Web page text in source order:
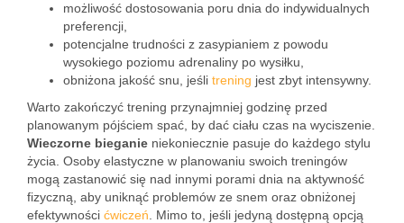
możliwość dostosowania poru dnia do indywidualnych
preferencji,
potencjalne trudności z zasypianiem z powodu
wysokiego poziomu adrenaliny po wysiłku,
obniżona jakość snu, jeśli trening jest zbyt intensywny.
Warto zakończyć trening przynajmniej godzinę przed
planowanym pójściem spać, by dać ciału czas na wyciszenie.
Wieczorne bieganie niekoniecznie pasuje do każdego stylu
życia. Osoby elastyczne w planowaniu swoich treningów
mogą zastanowić się nad innymi porami dnia na aktywność
fizyczną, aby uniknąć problemów ze snem oraz obniżonej
efektywności ćwiczeń . Mimo to, jeśli jedyną dostępną opcją